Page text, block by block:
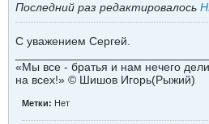
Последний раз редактировалось
С уважением Сергей.
«Мы все - братья и нам нечего
на всех!» © Шишов Игорь(Рыжий)
Метки: Нет